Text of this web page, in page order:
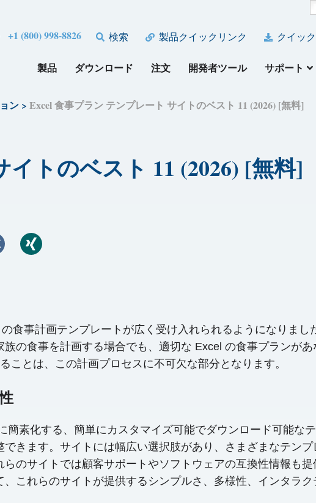
+1 (800) 998-8826 検索 製品クイックリンク クイッ
製品 ダウンロード 注文 開発者ツール サポート
ン> Excel 食事プラン テンプレート サイトのベスト 11 (2026) [無料]
トのベスト 11 (2026) [無料]
食事計画テンプレートが広く受け入れられるようになりまし
の食事を計画する場合でも、適切な Excel の食事プランが
とは、この計画プロセスに不可欠な部分となります。
素化する、簡単にカスタマイズ可能でダウンロード可能な
きます。サイトには幅広い選択肢があり、さまざまなテン
のサイトでは顧客サポートやソフトウェアの互換性情報も
これらのサイトが提供するシンプルさ、多様性、インタラ